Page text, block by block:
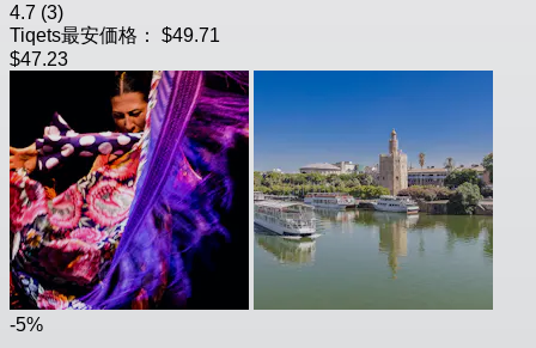
4.7 (3)
Tiqets最安価格：
$49.71
$47.23
-5%